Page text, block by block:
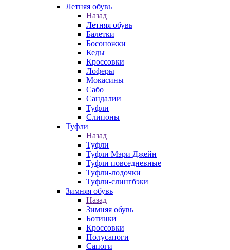
Летняя обувь
Назад
Летняя обувь
Балетки
Босоножки
Кеды
Кроссовки
Лоферы
Мокасины
Сабо
Сандалии
Туфли
Слипоны
Туфли
Назад
Туфли
Туфли Мэри Джейн
Туфли повседневные
Туфли-лодочки
Туфли-слингбэки
Зимняя обувь
Назад
Зимняя обувь
Ботинки
Кроссовки
Полусапоги
Сапоги